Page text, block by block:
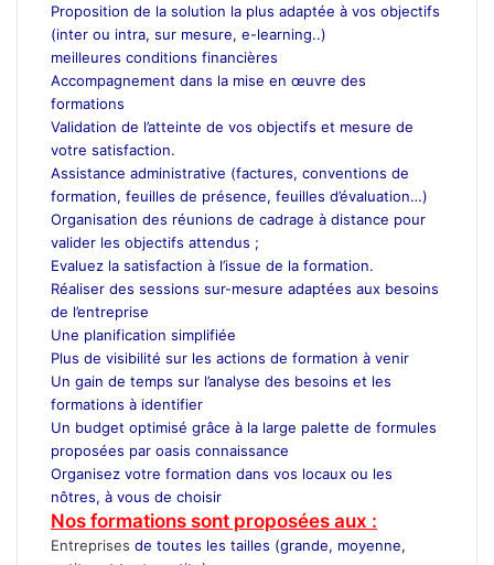
Proposition de la solution la plus adaptée à vos objectifs
(inter ou intra, sur mesure, e-learning..)
meilleures conditions financières
Accompagnement dans la mise en œuvre des
formations
Validation de l’atteinte de vos objectifs et mesure de
votre satisfaction.
Assistance administrative (factures, conventions de
formation, feuilles de présence, feuilles d’évaluation…)
Organisation des réunions de cadrage à distance pour
valider les objectifs attendus ;
Evaluez la satisfaction à l’issue de la formation.
Réaliser des sessions sur-mesure adaptées aux besoins
de l’entreprise
Une planification simplifiée
Plus de visibilité sur les actions de formation à venir
Un gain de temps sur l’analyse des besoins et les
formations à identifier
Un budget optimisé grâce à la large palette de formules
proposées par oasis connaissance
Organisez votre formation dans vos locaux ou les
nôtres, à vous de choisir
Nos formations sont proposées aux :
Entreprises de toutes les tailles (grande, moyenne,